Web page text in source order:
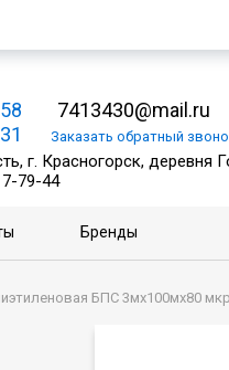
7413430@mail.ru
Заказать обратный
г. Красногорск, деревня
79-44
Бренды
БПС 3мх100мх80